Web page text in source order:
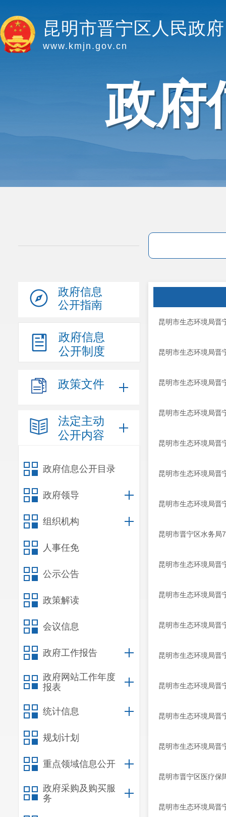
昆明市晋宁区人民政府
www.kmjn.gov.cn
政府
政府信息
公开指南
政府信息
公开制度
政策文件
法定主动
公开内容
政府信息公开目录
政府领导
组织机构
人事任免
公示公告
政策解读
会议信息
政府工作报告
政府网站工作年度
报表
统计信息
规划计划
重点领域信息公开
政府采购及购买服
务
昆明市生态环境局晋
昆明市生态环境局晋
昆明市生态环境局晋
昆明市生态环境局晋
昆明市生态环境局晋
昆明市生态环境局晋
昆明市生态环境局晋
昆明市晋宁区水务局
昆明市生态环境局晋
昆明市生态环境局晋
昆明市生态环境局晋
昆明市生态环境局晋
昆明市生态环境局晋
昆明市生态环境局晋
昆明市生态环境局晋
昆明市晋宁区医疗保
昆明市生态环境局晋